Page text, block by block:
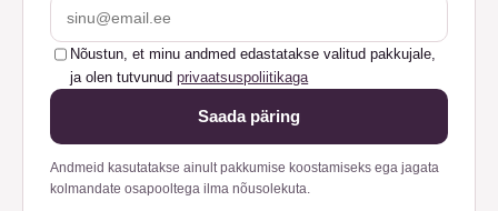
Nõustun, et minu andmed edastatakse valitud pakkujale,
ja olen tutvunud privaatsuspoliitikaga
Saada päring
Andmeid kasutatakse ainult pakkumise koostamiseks ega jagata
kolmandate osapooltega ilma nõusolekuta.